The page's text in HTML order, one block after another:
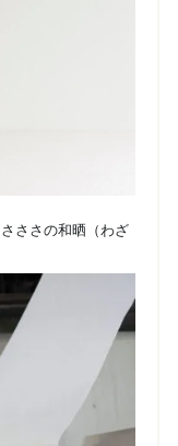
ささの和晒（わざ